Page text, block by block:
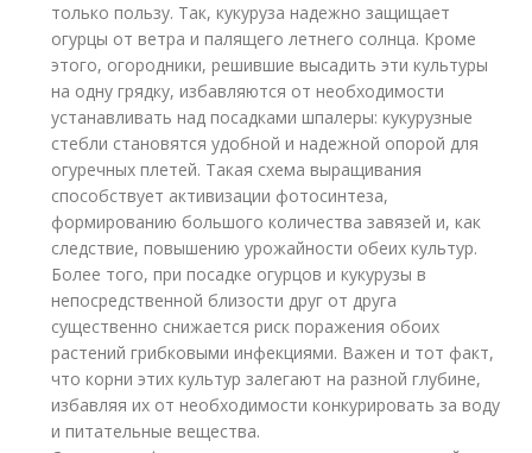
только пользу. Так, кукуруза надежно защищает
огурцы от ветра и палящего летнего солнца. Кроме
этого, огородники, решившие высадить эти культуры
на одну грядку, избавляются от необходимости
устанавливать над посадками шпалеры: кукурузные
стебли становятся удобной и надежной опорой для
огуречных плетей. Такая схема выращивания
способствует активизации фотосинтеза,
формированию большого количества завязей и, как
следствие, повышению урожайности обеих культур.
Более того, при посадке огурцов и кукурузы в
непосредственной близости друг от друга
существенно снижается риск поражения обоих
растений грибковыми инфекциями. Важен и тот факт,
что корни этих культур залегают на разной глубине,
избавляя их от необходимости конкурировать за воду
и питательные вещества.